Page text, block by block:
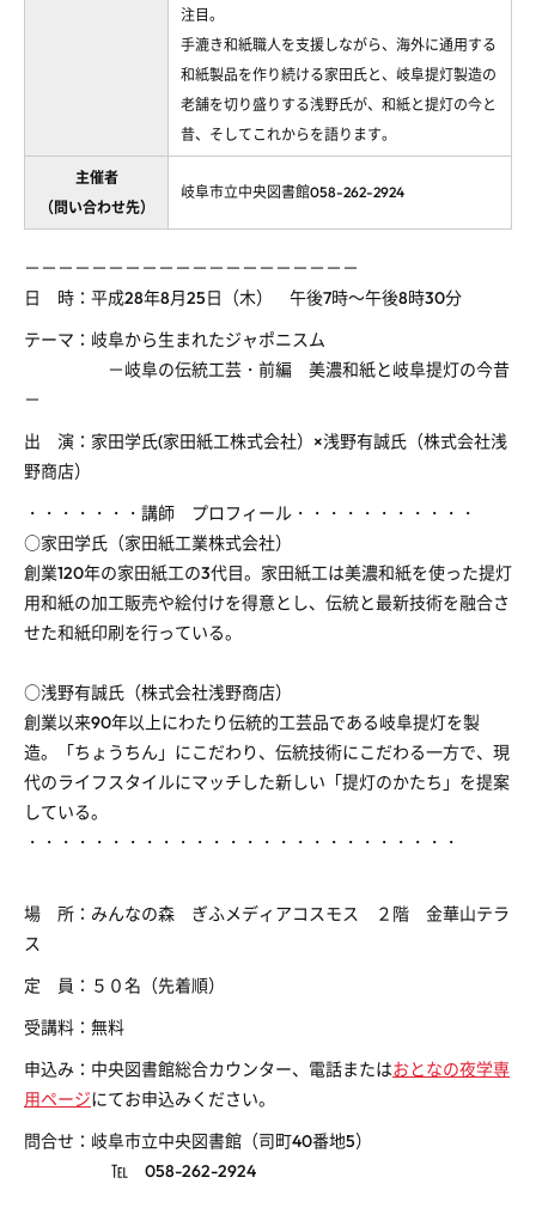
注目。
手漉き和紙職人を支援しながら、海外に通用する
和紙製品を作り続ける家田氏と、岐阜提灯製造の
老舗を切り盛りする浅野氏が、和紙と提灯の今と
昔、そしてこれからを語ります。
主催者
（問い合わせ先）
岐阜市立中央図書館058-262-2924
－－－－－－－－－－－－－－－－－－－－
日 時：平成28年8月25日（木） 午後7時～午後8時30分
テーマ：岐阜から生まれたジャポニスム
－岐阜の伝統工芸・前編 美濃和紙と岐阜提灯の今昔
－
出 演：家田学氏(家田紙工株式会社）×浅野有誠氏（株式会社浅
野商店）
・・・・・・・講師 プロフィール・・・・・・・・・・・
○家田学氏（家田紙工業株式会社）
創業120年の家田紙工の3代目。家田紙工は美濃和紙を使った提灯
用和紙の加工販売や絵付けを得意とし、伝統と最新技術を融合さ
せた和紙印刷を行っている。
○浅野有誠氏（株式会社浅野商店）
創業以来90年以上にわたり伝統的工芸品である岐阜提灯を製
造。「ちょうちん」にこだわり、伝統技術にこだわる一方で、現
代のライフスタイルにマッチした新しい「提灯のかたち」を提案
している。
・・・・・・・・・・・・・・・・・・・・・・・・・・
場 所：みんなの森 ぎふメディアコスモス ２階 金華山テラ
ス
定 員：５０名（先着順）
受講料：無料
申込み：中央図書館総合カウンター、電話またはおとなの夜学専
用ページにてお申込みください。
問合せ：岐阜市立中央図書館（司町40番地5）
℡ 058-262-2924